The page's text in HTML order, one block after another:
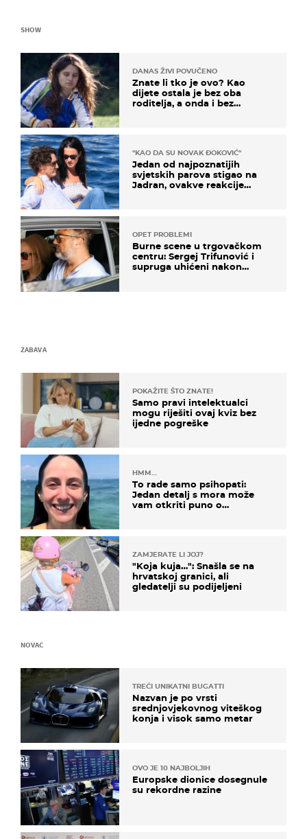
SHOW
DANAS ŽIVI POVUČENO
Znate li tko je ovo? Kao
dijete ostala je bez oba
roditelja, a onda i bez
"KAO DA SU NOVAK ĐOKOVIĆ"
Jedan od najpoznatijih
svjetskih parova stigao na
Jadran, ovakve reakcije
OPET PROBLEMI
Burne scene u trgovačkom
centru: Sergej Trifunović i
supruga uhićeni nakon
ZABAVA
POKAŽITE ŠTO ZNATE!
Samo pravi intelektualci
mogu riješiti ovaj kviz bez
ijedne pogreške
HMM…
To rade samo psihopati:
Jedan detalj s mora može
vam otkriti puno o
ZAMJERATE LI JOJ?
"Koja kuja…": Snašla se na
hrvatskoj granici, ali
gledatelji su podijeljeni
NOVAC
TREĆI UNIKATNI BUGATTI
Nazvan je po vrsti
srednjovjekovnog viteškog
konja i visok samo metar
OVO JE 10 NAJBOLJIH
Europske dionice dosegnule
su rekordne razine